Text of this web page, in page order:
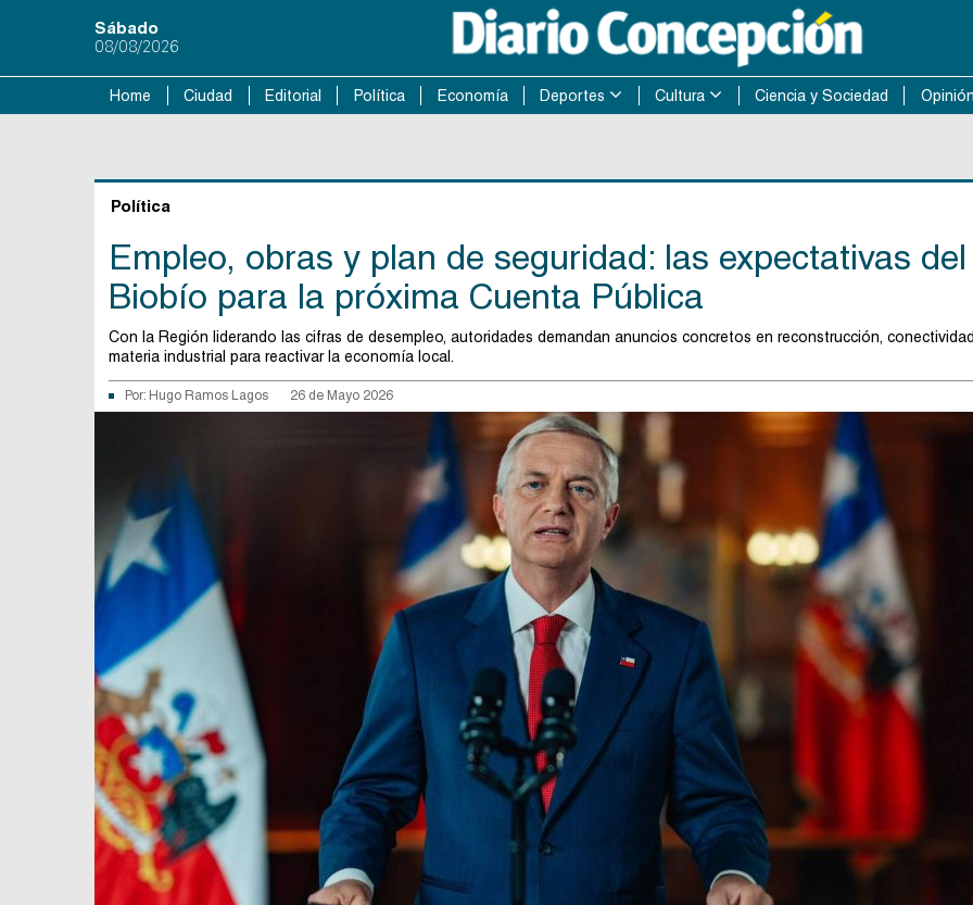
Sábado
08/08/2026
Home Ciudad Editorial Política Economía Deportes Cultura Ciencia y Sociedad Opinión
Política
Empleo, obras y plan de seguridad: las expectativas del
Biobío para la próxima Cuenta Pública
Con la Región liderando las cifras de desempleo, autoridades demandan anuncios concretos en reconstrucción,
materia industrial para reactivar la economía local.
Por: Hugo Ramos Lagos 26 de Mayo 2026